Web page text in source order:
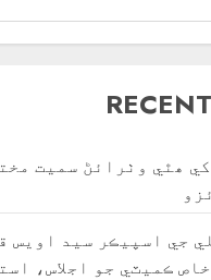
ھٿي وٺرائڻ سميت
جي اسپيڪر سيد اويس
ڪميٽي جو اجلاس،